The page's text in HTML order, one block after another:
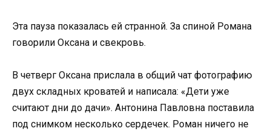
Эта пауза показалась ей странной. За спиной Романа
говорили Оксана и свекровь.
В четверг Оксана прислала в общий чат фотографию
двух складных кроватей и написала: «Дети уже
считают дни до дачи». Антонина Павловна поставила
под снимком несколько сердечек. Роман ничего не